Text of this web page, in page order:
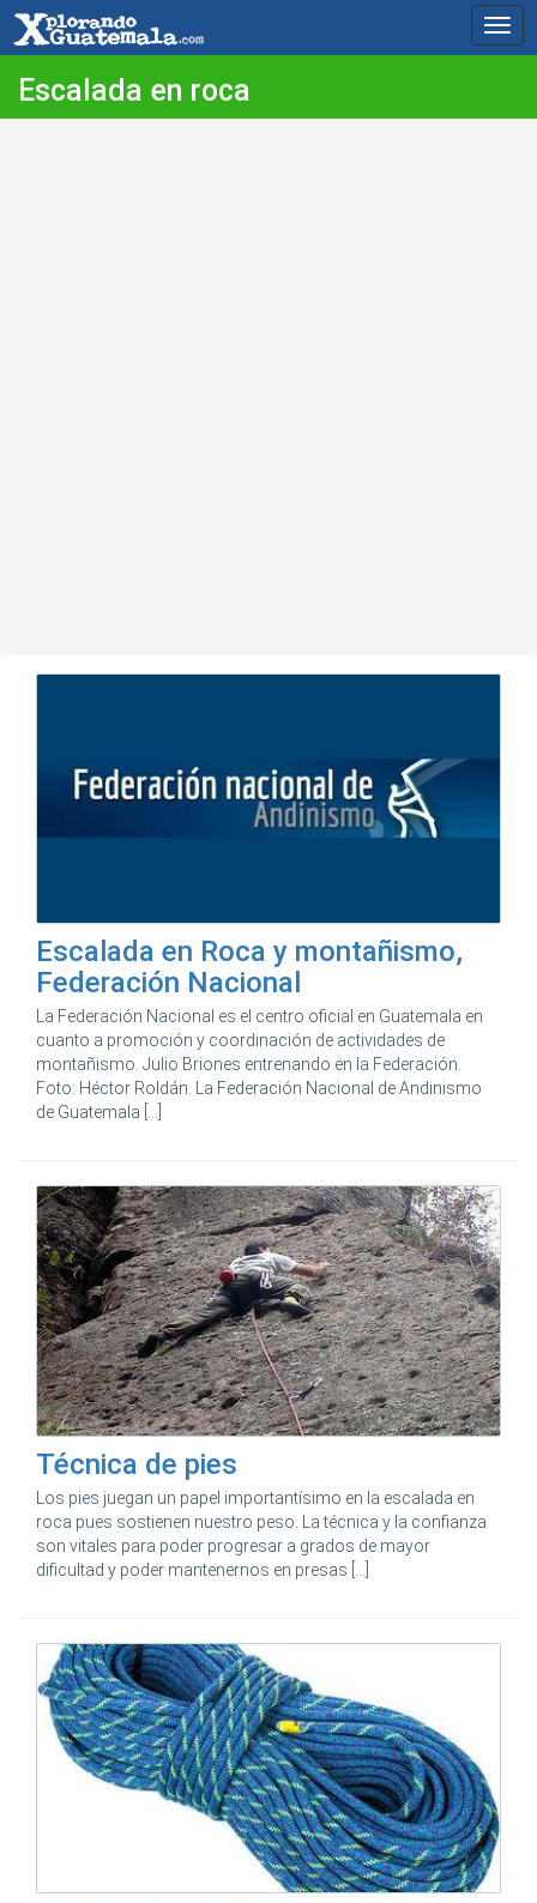
Escalada en roca
Escalada en Roca y montañismo,
Federación Nacional
La Federación Nacional es el centro oficial en Guatemala en
cuanto a promoción y coordinación de actividades de
montañismo. Julio Briones entrenando en la Federación.
Foto: Héctor Roldán. La Federación Nacional de Andinismo
de Guatemala [...]
Técnica de pies
Los pies juegan un papel importantísimo en la escalada en
roca pues sostienen nuestro peso. La técnica y la confianza
son vitales para poder progresar a grados de mayor
dificultad y poder mantenernos en presas [...]